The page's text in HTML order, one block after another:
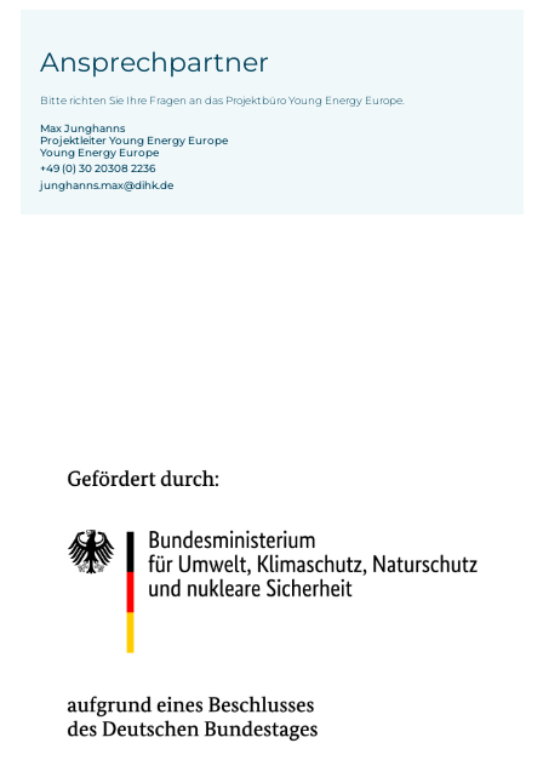
Ansprechpartner
Bitte richten Sie Ihre Fragen an das Projektbüro Young Energy Europe.
Max Junghanns
Projektleiter Young Energy Europe
Young Energy Europe
+49 (0) 30 20308 2236
junghanns.max@dihk.de